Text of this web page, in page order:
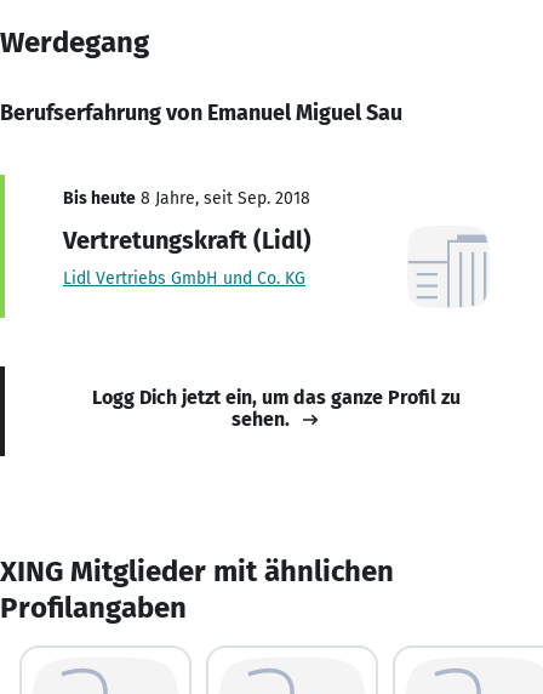
Werdegang
Berufserfahrung von Emanuel Miguel Sau
Bis heute 8 Jahre, seit Sep. 2018
Vertretungskraft (Lidl)
Lidl Vertriebs GmbH und Co. KG
Logg Dich jetzt ein, um das ganze Profil zu
sehen.
XING Mitglieder mit ähnlichen
Profilangaben